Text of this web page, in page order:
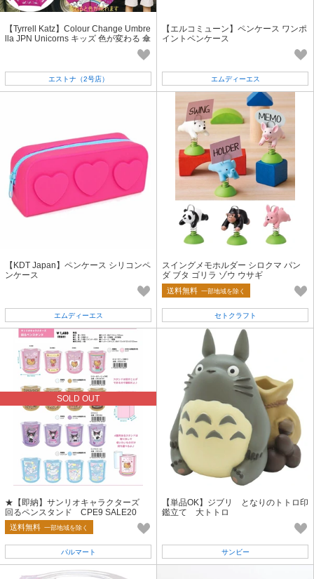
【Tyrrell Katz】Colour Change Umbre
lla JPN Unicorns キッズ 色が変わる 傘
エストナ（2号店）
【エルコミューン】ペンケース ワンポ
イントペンケース
エムディーエス
【KDT Japan】ペンケース シリコンペ
ンケース
エムディーエス
スイングメモホルダー シロクマ パン
ダ ブタ ゴリラ ゾウ ウサギ
送料無料 一部地域を除く
セトクラフト
SOLD OUT
★【即納】サンリオキャラクターズ
回るペンスタンド CPE9 SALE20
送料無料 一部地域を除く
パルマート
【単品OK】ジブリ となりのトトロ印
鑑立て 大トトロ
サンビー